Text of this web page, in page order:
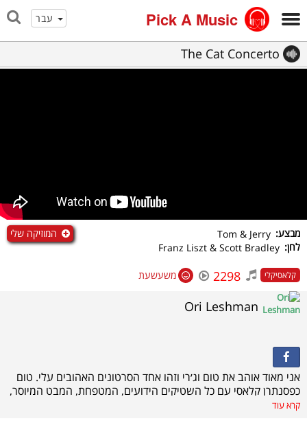
עבר Pick A Music
The Cat Concerto
מבצע: Tom & Jerry
לחן: Franz Liszt & Scott Bradley
המוזיקה שלי
קלאסיקלי 2298 משעשעת
Ori Leshman
אני מאוד אוהב את טום וג׳רי וזהו אחד הסרטונים האהובים עלי. טום
כפסנתרן קלאסי עם כל השטיקים הידועים, המטפחת, המבט המיוסר,
הפומפוזיות המוגזמת פוגש פתאום את ג׳רי הקליל, המתחבא בתוך
קרא עוד